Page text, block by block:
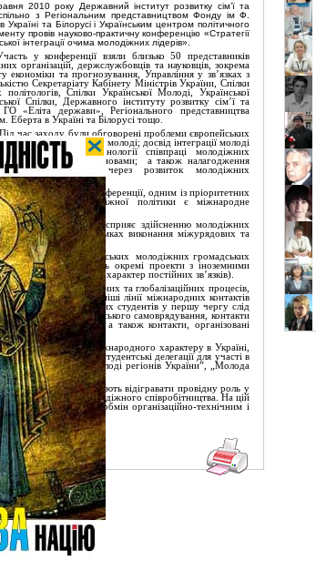
2010 року Державний інститут розвитку сім’ї та
з Регіональним представництвом Фонду імФ.
в Україні та Білорусі і Українським центром політичного
провів науково-практичну конференцію «Стратегії
інтеграції очима молодіжних лідерів».
у конференції взяли близько 50 представників
організацій, держслужбовців та науковців, зокрема
економіки та прогнозування, Управління у зв’язках з
Секретаріату Кабінету Міністрів України, Спілки
політологів, Спілки Української Молоді, Української
Спілки, Державного інституту розвитку сім’ї та
«Еліта держави», Регіонального представництва
Еберта в Україні та Білорусі тощо.
Під час заходу були обговорені проблеми європейських
у життєвих стратегій молоді; досвід інтеграції молоді
простір; технології співпраці молодіжних
із урядовими установами;
а також налагодження
діалогу через розвиток молодіжних
думку учасників конференції, одним із пріоритетних
формування молодіжної політики є міжнародне
своєї компетенції
сприяє здійсненню молодіжних
здійснюються в рамках виконання міжурядових та
співпраці українських
молодіжних громадських
Вони реалізують окремі проекти з іноземними
міжнародних спілок (характер постійних зв’язків).
євроінтеграційних таглобалізаційних процесів,
дві найголовніші лінії міжнародних контактів
контактів українських студентів у першу чергу слід
органи студентського самоврядування, контакти
освітніх програм, а також контакти, організовані
сприяння.
проводять заходи міжнародного характеру в Україні,
українські студентські делегації для участі в
спілка”, „Союз молоді регіонів України”, „Молода
ініціатив” тощо.
продовжують відігравати провідну роль у
міжнародного молодіжного співробітництва. На цій
програм, обмін організаційно-технічним і
столів тощо.